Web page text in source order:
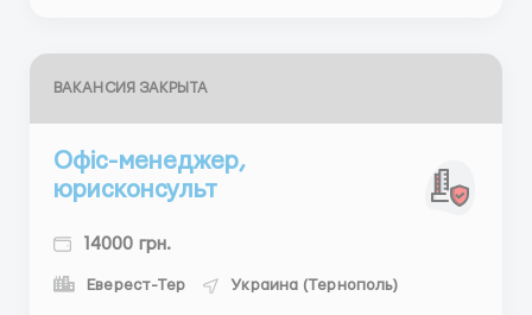
ВАКАНСИЯ ЗАКРЫТА
Офіс-менеджер,
юрисконсульт
14000 грн.
Еверест-Тер Украина (Тернополь)